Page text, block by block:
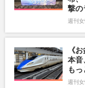
撃の
週刊
《
本音
も
週刊